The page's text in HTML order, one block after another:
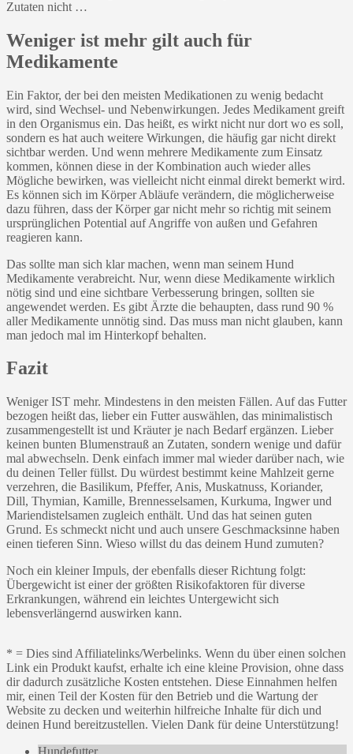
Zutaten nicht …
Weniger ist mehr gilt auch für
Medikamente
Ein Faktor, der bei den meisten Medikationen zu wenig bedacht
wird, sind Wechsel- und Nebenwirkungen. Jedes Medikament greift
in den Organismus ein. Das heißt, es wirkt nicht nur dort wo es soll,
sondern es hat auch weitere Wirkungen, die häufig gar nicht direkt
sichtbar werden. Und wenn mehrere Medikamente zum Einsatz
kommen, können diese in der Kombination auch wieder alles
Mögliche bewirken, was vielleicht nicht einmal direkt bemerkt wird.
Es können sich im Körper Abläufe verändern, die möglicherweise
dazu führen, dass der Körper gar nicht mehr so richtig mit seinem
ursprünglichen Potential auf Angriffe von außen und Gefahren
reagieren kann.
Das sollte man sich klar machen, wenn man seinem Hund
Medikamente verabreicht. Nur, wenn diese Medikamente wirklich
nötig sind und eine sichtbare Verbesserung bringen, sollten sie
angewendet werden. Es gibt Ärzte die behaupten, dass rund 90 %
aller Medikamente unnötig sind. Das muss man nicht glauben, kann
man jedoch mal im Hinterkopf behalten.
Fazit
Weniger IST mehr. Mindestens in den meisten Fällen. Auf das Futter
bezogen heißt das, lieber ein Futter auswählen, das minimalistisch
zusammengestellt ist und Kräuter je nach Bedarf ergänzen. Lieber
keinen bunten Blumenstrauß an Zutaten, sondern wenige und dafür
mal abwechseln. Denk einfach immer mal wieder darüber nach, wie
du deinen Teller füllst. Du würdest bestimmt keine Mahlzeit gerne
verzehren, die Basilikum, Pfeffer, Anis, Muskatnuss, Koriander,
Dill, Thymian, Kamille, Brennesselsamen, Kurkuma, Ingwer und
Mariendistelsamen zugleich enthält. Und das hat seinen guten
Grund. Es schmeckt nicht und auch unsere Geschmacksinne haben
einen tieferen Sinn. Wieso willst du das deinem Hund zumuten?
Noch ein kleiner Impuls, der ebenfalls dieser Richtung folgt:
Übergewicht ist einer der größten Risikofaktoren für diverse
Erkrankungen, während ein leichtes Untergewicht sich
lebensverlängernd auswirken kann.
* = Dies sind Affiliatelinks/Werbelinks. Wenn du über einen solchen
Link ein Produkt kaufst, erhalte ich eine kleine Provision, ohne dass
dir dadurch zusätzliche Kosten entstehen. Diese Einnahmen helfen
mir, einen Teil der Kosten für den Betrieb und die Wartung der
Website zu decken und weiterhin hilfreiche Inhalte für dich und
deinen Hund bereitzustellen. Vielen Dank für deine Unterstützung!